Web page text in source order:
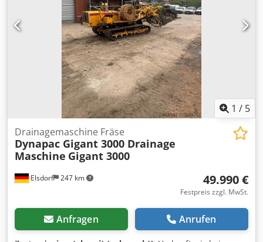
1 / 5
Elsdorf 247 km
Drainagemaschine Fräse
Dynapac Gigant 3000 Drainage
Maschine Gigant 3000
49.990 €
Festpreis zzgl. MwSt.
Anfragen Anrufen